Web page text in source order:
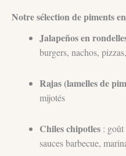
Notre sélection de piments
Jalapeños en
burgers, nachos,
Rajas (lamelles de
mijotés
Chiles chipotles :
sauces barbecue,